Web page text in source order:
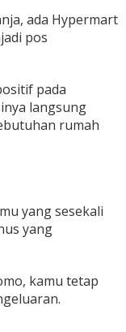
ada Hypermart
pos
pada
langsung
rumah
yang sesekali
yang
kamu tetap